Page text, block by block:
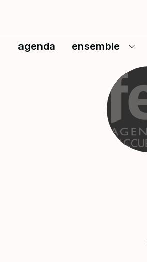
agenda ensemble